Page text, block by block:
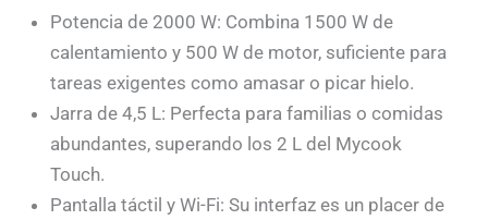
Potencia de 2000 W: Combina 1500 W de
calentamiento y 500 W de motor, suficiente para
tareas exigentes como amasar o picar hielo.
Jarra de 4,5 L: Perfecta para familias o comidas
abundantes, superando los 2 L del Mycook
Touch.
Pantalla táctil y Wi-Fi: Su interfaz es un placer de